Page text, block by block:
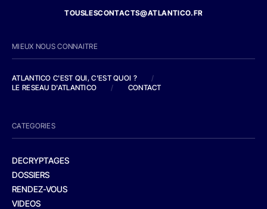
TOUSLESCONTACTS@ATLANTICO.FR
MIEUX NOUS CONNAITRE
ATLANTICO C'EST QUI, C'EST QUOI ?
/
LE RESEAU D'ATLANTICO
/ CONTACT
CATEGORIES
DECRYPTAGES
DOSSIERS
RENDEZ-VOUS
VIDEOS